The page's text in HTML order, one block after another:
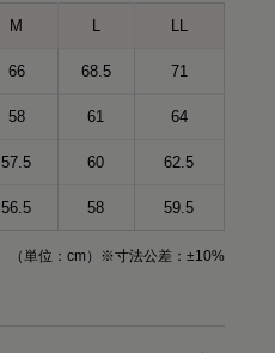
M L LL
66 68.5 71
58 61 64
57.5 60 62.5
56.5 58 59.5
（単位：cm）※寸法公差：±10%